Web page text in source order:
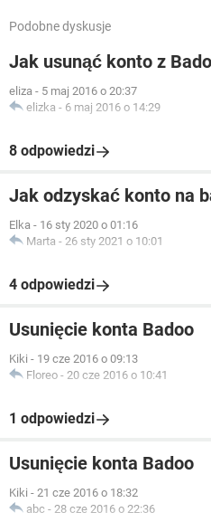
Podobne dyskusje
Jak usunąć konto z
eliza - 5 maj 2016 o 20:37
elizka - 6 maj 2016 o 14:29
8 odpowiedzi
Jak odzyskać konto na
Elka - 16 sty 2020 o 01:16
Marta - 26 sty 2021 o 10:01
4 odpowiedzi
Usunięcie konta Badoo
Kiki - 19 cze 2016 o 09:13
Floreo - 20 cze 2016 o 10:41
1 odpowiedzi
Usunięcie konta Badoo
Kiki - 21 cze 2016 o 18:32
abc - 28 cze 2016 o 22:36